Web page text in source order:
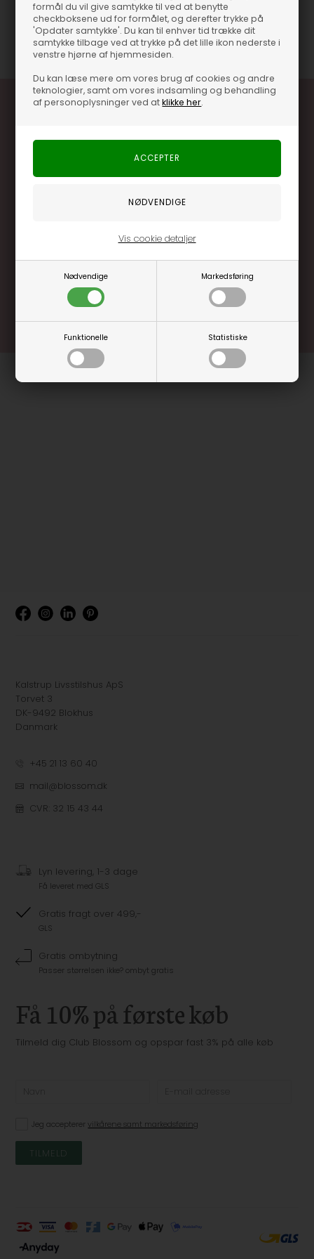
formål du vil give samtykke til ved at benytte
checkboksene ud for formålet, og derefter trykke på
'Opdater samtykke'. Du kan til enhver tid trække dit
samtykke tilbage ved at trykke på det lille ikon nederste i
venstre hjørne af hjemmesiden.
Du kan læse mere om vores brug af cookies og andre
teknologier, samt om vores indsamling og behandling
af personoplysninger ved atklikke her.
Nødvendige Markedsføring
Funktionelle Statistiske
Vis cookie detaljer
Varenummer 60206-8156-VANILLA ICE
Brug dine point allerede på næste køb
.... og mange flere fordele
Læs mere og bliv medlem
Kalstrup Livsstilshus ApS
Torvet 3
DK-9492 Blokhus
Danmark
+45 21 13 60 40
mail@blossom.dk
CVR: 32 15 43 44
Lyn levering, 1-3 dage
Få leveret med GLS
Gratis fragt over 499,-
GLS
Gratis ombytning
Passer størrelsen ikke? ombyt gratis
Få 10% på første køb
Tilmeld dig Club Blossom og opspar fast 3% på alle køb
Jeg accepterervilkårene samt markedsføring